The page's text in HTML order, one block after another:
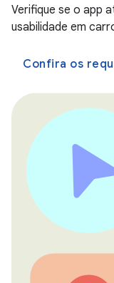
Verifique se o app
usabilidade em
Confira os